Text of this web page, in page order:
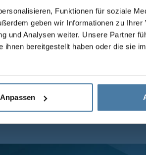
Funktionen für soziale
geben wir Informationen zu Ihrer
und Analysen weiter. Unsere Partner
bereitgestellt haben oder die sie
Anpassen